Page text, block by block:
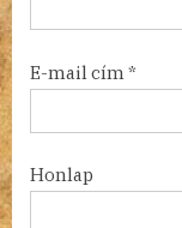
E-mail cím *
Honlap